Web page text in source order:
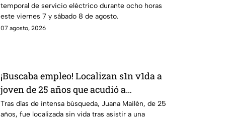
en 9 sitios
temporal de servicio eléctrico durante ocho horas
este viernes 7 y sábado 8 de agosto.
07 agosto, 2026
¡Buscaba empleo! Localizan s1n v1da a
joven de 25 años que acudió a
entrevista de trabajo falsa
Tras días de intensa búsqueda, Juana Mailén, de 25
años, fue localizada sin vida tras asistir a una